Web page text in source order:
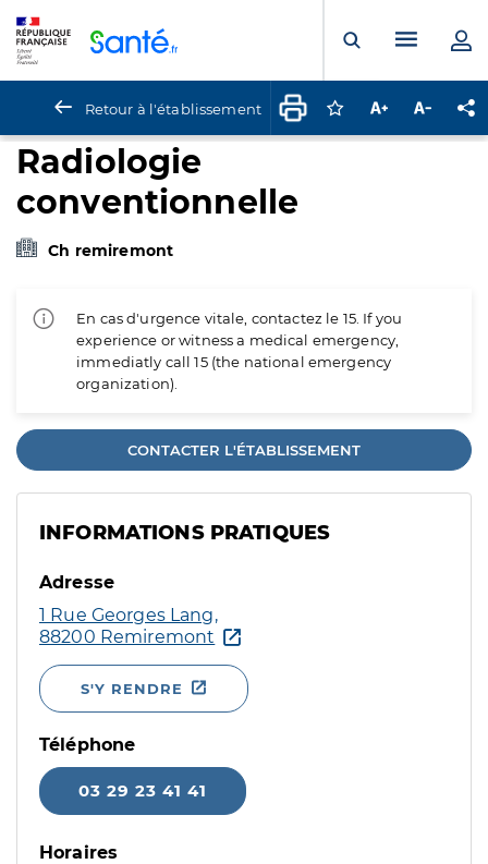
Ouvrir laMenu
Retour à l'établissement Connectez-vous
Augmenter la
Radiologie
conventionnelle
Ch remiremont
En cas d'urgence vitale, contactez le 15. If you
experience or witness a medical emergency,
immediatly call 15 (the national emergency
organization).
CONTACTER L'ÉTABLISSEMENT
INFORMATIONS PRATIQUES
Adresse
1 Rue Georges Lang,
88200 Remiremont
S'Y RENDRE
Téléphone
03 29 23 41 41
Horaires